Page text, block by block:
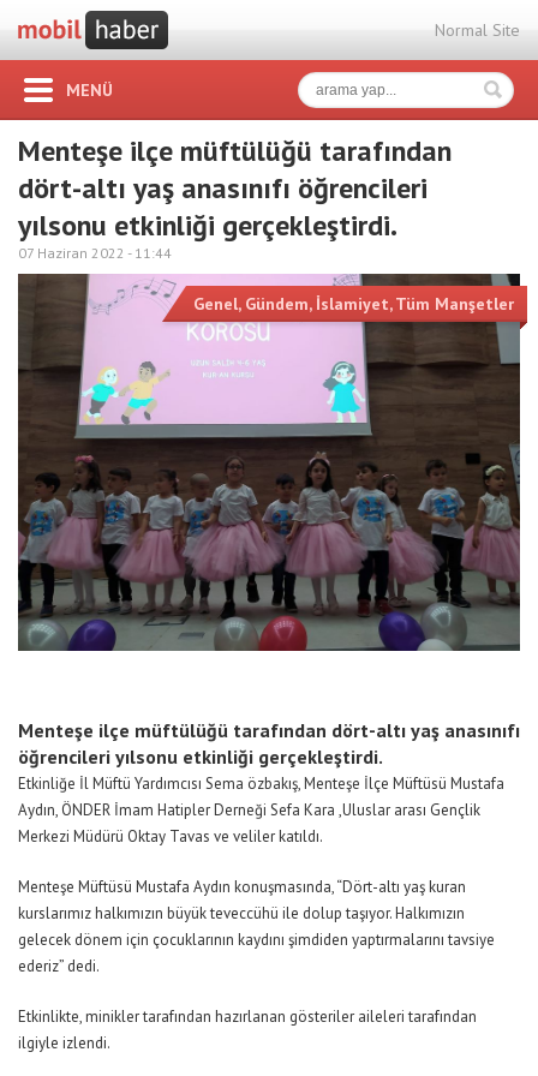
Normal Site
MENÜ
Menteşe ilçe müftülüğü tarafından
dört-altı yaş anasınıfı öğrencileri
yılsonu etkinliği gerçekleştirdi.
07 Haziran 2022 - 11:44
Genel, Gündem, İslamiyet,Tüm Manşetler
Menteşe ilçe müftülüğü tarafından dört-altı yaş anasınıfı
öğrencileri yılsonu etkinliği gerçekleştirdi.
Etkinliğe İl Müftü Yardımcısı Sema özbakış, Menteşe İlçe Müftüsü Mustafa
Aydın, ÖNDER İmam Hatipler Derneği Sefa Kara ,Uluslar arası Gençlik
Merkezi Müdürü Oktay Tavas ve veliler katıldı.
Menteşe Müftüsü Mustafa Aydın konuşmasında, “Dört-altı yaş kuran
kurslarımız halkımızın büyük teveccühü ile dolup taşıyor. Halkımızın
gelecek dönem için çocuklarının kaydını şimdiden yaptırmalarını tavsiye
ederiz” dedi.
Etkinlikte, minikler tarafından hazırlanan gösteriler aileleri tarafından
ilgiyle izlendi.